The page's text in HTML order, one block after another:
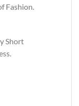
Fashion.
Short